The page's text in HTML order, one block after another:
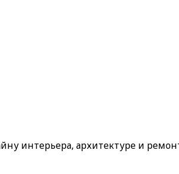
интерьера, архитектуре и